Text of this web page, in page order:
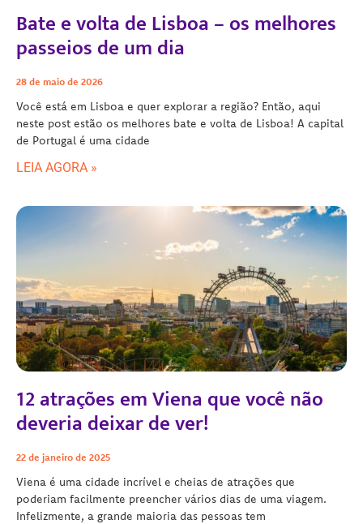
Bate e volta de Lisboa – os melhores
passeios de um dia
28 de maio de 2026
Você está em Lisboa e quer explorar a região? Então, aqui
neste post estão os melhores bate e volta de Lisboa! A capital
de Portugal é uma cidade
LEIA AGORA »
12 atrações em Viena que você não
deveria deixar de ver!
22 de janeiro de 2025
Viena é uma cidade incrível e cheias de atrações que
poderiam facilmente preencher vários dias de uma viagem.
Infelizmente, a grande maioria das pessoas tem